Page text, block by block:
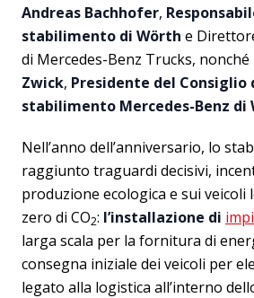
Andreas Bachhofer,
stabilimento di Wörth e
di Mercedes-Benz Trucks, nonché
Zwick, Presidente del
stabilimento Mercedes-Benz di
Nell’anno dell’anniversario, lo
raggiunto traguardi decisivi,
produzione ecologica e sui veicoli
zero di CO2: l’installazione di
larga scala per la fornitura di
consegna iniziale dei veicoli per
legato alla logistica all’interno